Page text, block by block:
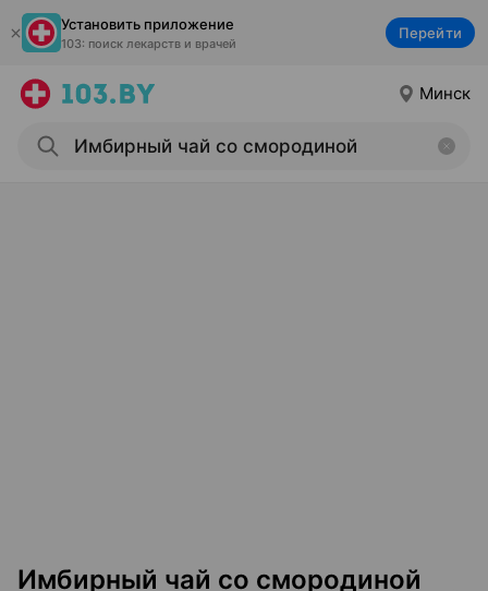
Установить приложение
103: поиск лекарств и врачей
Перейти
Минск
Имбирный чай со смородиной